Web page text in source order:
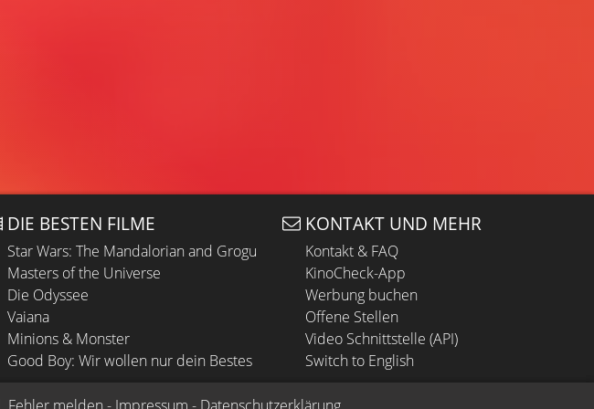
DIE BESTEN FILME
Star Wars: The Mandalorian and Grogu
Masters of the Universe
Die Odyssee
Vaiana
Minions & Monster
Good Boy: Wir wollen nur dein Bestes
KONTAKT UND MEHR
Kontakt & FAQ
KinoCheck-App
Werbung buchen
Offene Stellen
Video Schnittstelle (API)
Switch to English